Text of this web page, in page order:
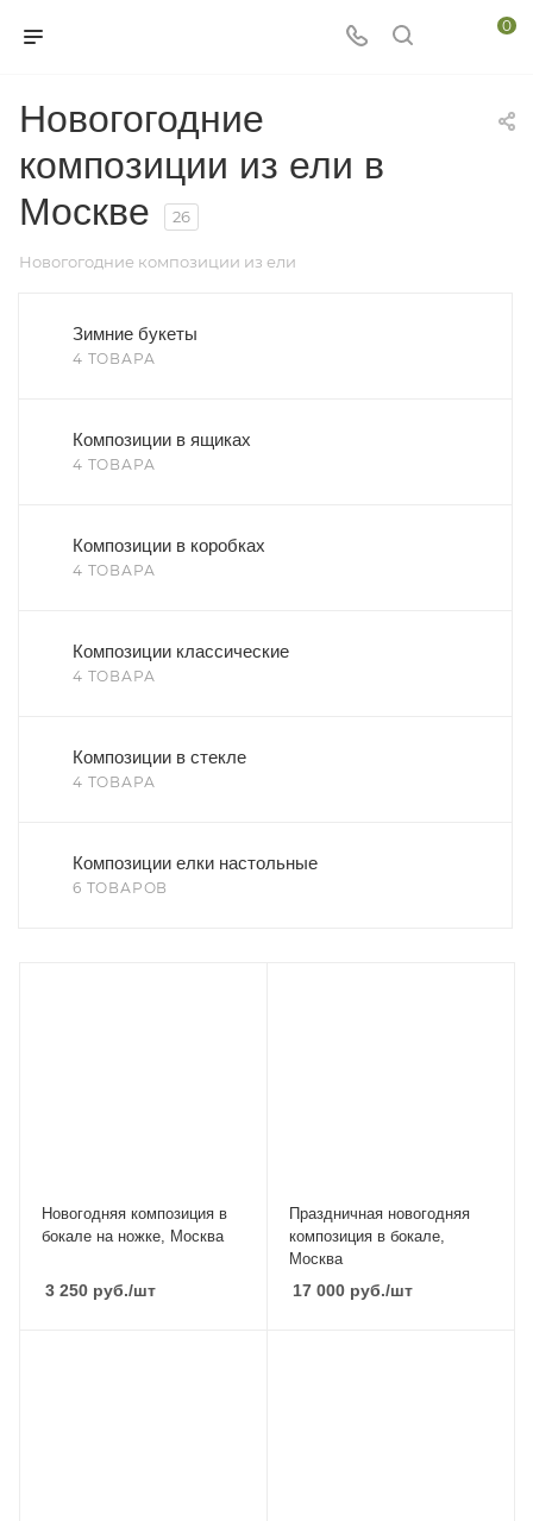
0
Новогогодние
композиции из ели в
Москве
26
Новогогодние композиции из ели
Зимние букеты
4 ТОВАРА
Композиции в ящиках
4 ТОВАРА
Композиции в коробках
4 ТОВАРА
Композиции классические
4 ТОВАРА
Композиции в стекле
4 ТОВАРА
Композиции елки настольные
6 ТОВАРОВ
Новогодняя композиция в
бокале на ножке, Москва
3 250 руб./шт
Праздничная новогодняя
композиция в бокале,
Москва
17 000 руб./шт